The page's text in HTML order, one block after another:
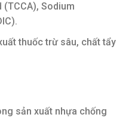
Sodium
thuốc trừ sâu, chất tẩy
sản xuất nhựa chống